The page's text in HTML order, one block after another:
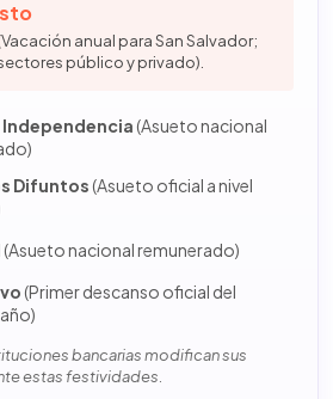
anual para San Salvador;
público y privado).
Independencia(Asueto nacional
Difuntos(Asueto oficial a nivel
(Asueto nacional remunerado)
(Primer descanso oficial del
bancarias modifican sus
estas festividades.